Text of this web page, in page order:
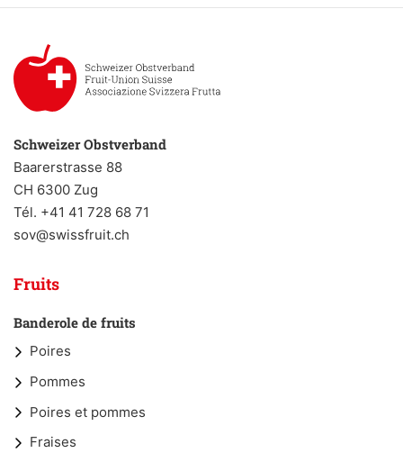
Schweizer Obstverband
Baarerstrasse 88
CH 6300 Zug
Tél. +41 41 728 68 71
sov@swissfruit.ch
Fruits
Banderole de fruits
Poires
Pommes
Poires et pommes
Fraises